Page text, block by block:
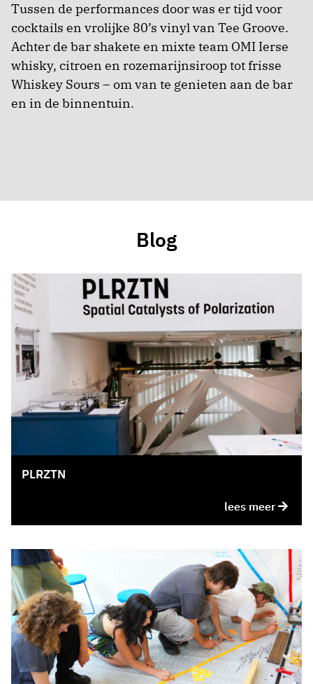
Tussen de performances door was er tijd voor
cocktails en vrolijke 80’s vinyl van Tee Groove.
Achter de bar shakete en mixte team OMI Ierse
whisky, citroen en rozemarijnsiroop tot frisse
Whiskey Sours – om van te genieten aan de bar
en in de binnentuin.
Blog
PLRZTN
lees meer